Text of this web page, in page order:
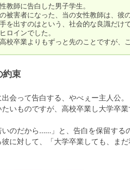
教師に告白した男子学生。
被害者になった、当の女性教師は、彼
を出すのはという、社会的な良識だ
ロインでした。
校卒業よりもずっと先のことですが、
約束
会って告白する、やべぇー主人公。
いものですが、高校卒業し大学卒
のだから……」と、告白を保留する
に対して、「大学卒業しても、ま